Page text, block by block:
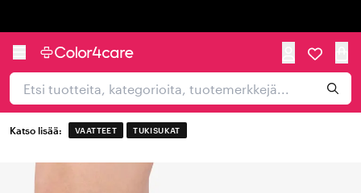
Katso lisää: VAATTEET TUKISUKAT